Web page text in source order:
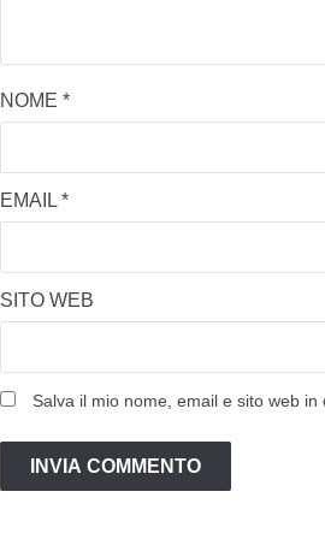
NOME *
EMAIL *
SITO WEB
Salva il mio nome, email e sito web